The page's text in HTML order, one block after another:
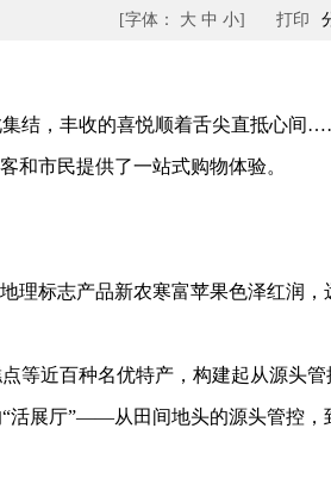
[字体： 大 中 小] 打印
结，丰收的喜悦顺着舌尖直抵心间
和市民提供了一站式购物体验。
标志产品新农寒富苹果色泽红润，
近百种名优特产，构建起从源头管
活展厅”——从田间地头的源头管控，